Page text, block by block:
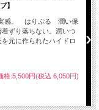
】
感。 はりぷる 潤い保
ずり落ちない。潤いつ
元に作られたハイドロ
格:5,500円(税込 6,050円)